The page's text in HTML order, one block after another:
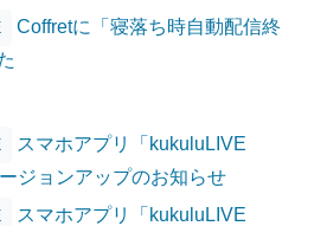
Coffretに「寝落ち時自動配信終
スマホアプリ「kukuluLIVE
ジョンアップのお知らせ
スマホアプリ「kukuluLIVE